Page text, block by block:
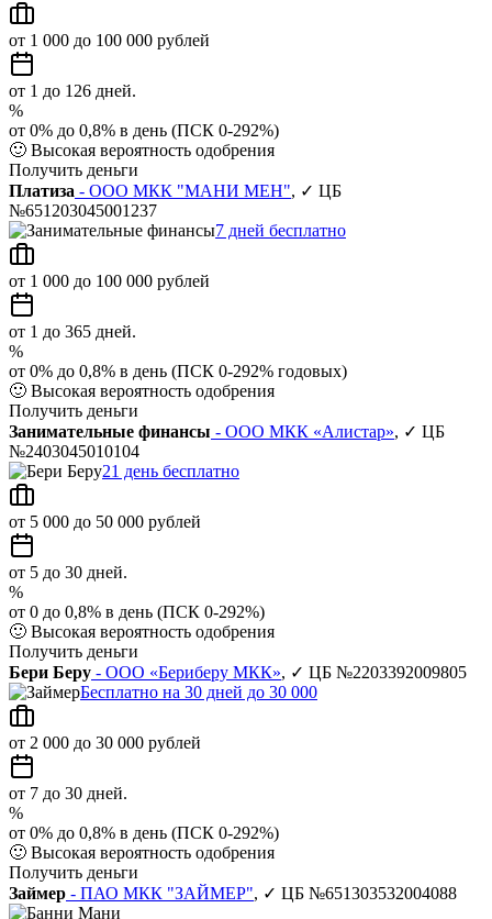
от 1 000 до 100 000 рублей
от 1 до 126 дней.
%
от 0% до 0,8% в день (ПСК 0-292%)
🙂 Высокая вероятность одобрения
Получить деньги
Платиза - ООО МКК "МАНИ МЕН", ✓ ЦБ
№651203045001237
7 дней бесплатно
от 1 000 до 100 000 рублей
от 1 до 365 дней.
%
от 0% до 0,8% в день (ПСК 0-292% годовых)
🙂 Высокая вероятность одобрения
Получить деньги
Занимательные финансы - ООО МКК «Алистар», ✓ ЦБ
№2403045010104
21 день бесплатно
от 5 000 до 50 000 рублей
от 5 до 30 дней.
%
от 0 до 0,8% в день (ПСК 0-292%)
🙂 Высокая вероятность одобрения
Получить деньги
Бери Беру - ООО «Бериберу МКК», ✓ ЦБ №2203392009805
Бесплатно на 30 дней до 30 000
от 2 000 до 30 000 рублей
от 7 до 30 дней.
%
от 0% до 0,8% в день (ПСК 0-292%)
🙂 Высокая вероятность одобрения
Получить деньги
Займер - ПАО МКК "ЗАЙМЕР", ✓ ЦБ №651303532004088